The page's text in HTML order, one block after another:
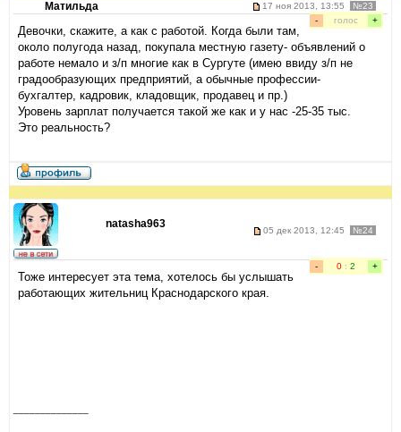
Матильда 17 ноя 2013, 13:55
№23
-
голос +
Девочки, скажите, а как с работой. Когда были там,
около полугода назад, покупала местную газету- объявлений о
работе немало и з/п многие как в Сургуте (имею ввиду з/п не
градообразующих предприятий, а обычные профессии-
бухгалтер, кадровик, кладовщик, продавец и пр.)
Уровень зарплат получается такой же как и у нас -25-35 тыс.
Это реальность?
natasha963
05 дек 2013, 12:45 №24
- 0: 2 +
Тоже интересует эта тема, хотелось бы услышать
работающих жительниц Краснодарского края.